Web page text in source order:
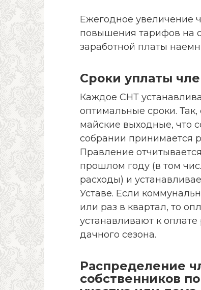
Ежегодное увеличение
повышения тарифов на
заработной платы
Сроки уплаты
Каждое СНТ
оптимальные сроки.
майские выходные, что
собрании принимается
Правление
прошлом году (в том
расходы) и
Уставе. Если
или раз в квартал, то
устанавливают к оплате
дачного сезона.
Распределение
собственников